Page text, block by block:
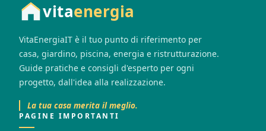
vitaenergia
VitaEnergiaIT è il tuo punto di riferimento per
casa, giardino, piscina, energia e ristrutturazione.
Guide pratiche e consigli d'esperto per ogni
progetto, dall'idea alla realizzazione.
La tua casa merita il meglio.
PAGINE IMPORTANTI